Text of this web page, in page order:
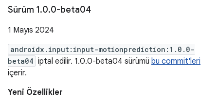
Sürüm 1.0.0-beta04
1 Mayıs 2024
androidx.input:input-motionprediction:1.0.0-
beta04 iptal edilir. 1.0.0-beta04 sürümü bu commit'leri
içerir.
Yeni Özellikler